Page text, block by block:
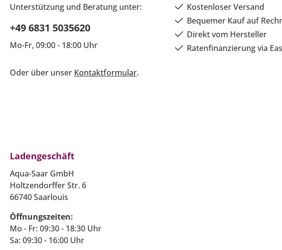
Unterstützung und Beratung unter:
+49 6831 5035620
Mo-Fr, 09:00 - 18:00 Uhr
Oder über unser Kontaktformular.
Kostenloser Versand
Bequemer Kauf auf
Direkt vom Hersteller
Ratenfinanzierung via
Ladengeschäft
Aqua-Saar GmbH
Holtzendorffer Str. 6
66740 Saarlouis
Öffnungszeiten:
Mo - Fr: 09:30 - 18:30 Uhr
Sa: 09:30 - 16:00 Uhr